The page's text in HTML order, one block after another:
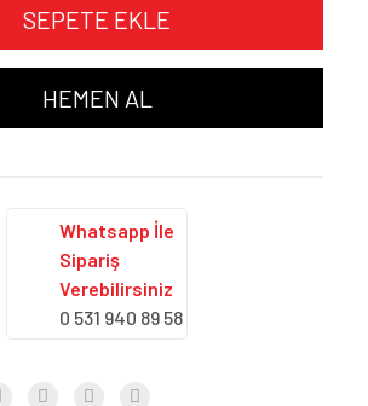
SEPETE EKLE
HEMEN AL
Whatsapp İle
Sipariş
Verebilirsiniz
0 531 940 89 58